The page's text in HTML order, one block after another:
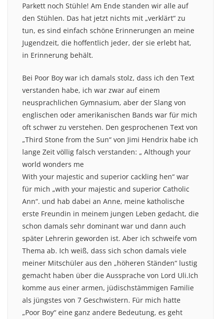
Parkett noch Stühle! Am Ende standen wir alle auf
den Stühlen. Das hat jetzt nichts mit „verklärt“ zu
tun, es sind einfach schöne Erinnerungen an meine
Jugendzeit, die hoffentlich jeder, der sie erlebt hat,
in Erinnerung behält.
Bei Poor Boy war ich damals stolz, dass ich den Text
verstanden habe, ich war zwar auf einem
neusprachlichen Gymnasium, aber der Slang von
englischen oder amerikanischen Bands war für mich
oft schwer zu verstehen. Den gesprochenen Text von
„Third Stone from the Sun“ von Jimi Hendrix habe ich
lange Zeit völlig falsch verstanden: „ Although your
world wonders me
With your majestic and superior cackling hen“ war
für mich „with your majestic and superior Catholic
Ann“. und hab dabei an Anne, meine katholische
erste Freundin in meinem jungen Leben gedacht, die
schon damals sehr dominant war und dann auch
später Lehrerin geworden ist. Aber ich schweife vom
Thema ab. Ich weiß, dass sich schon damals viele
meiner Mitschüler aus den „höheren Ständen“ lustig
gemacht haben über die Aussprache von Lord Uli.Ich
komme aus einer armen, jüdischstämmigen Familie
als jüngstes von 7 Geschwistern. Für mich hatte
„Poor Boy“ eine ganz andere Bedeutung, es geht